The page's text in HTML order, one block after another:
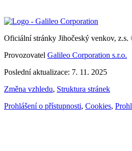
Oficiální stránky Jihočeský venkov, z.s.
Provozovatel Galileo Corporation s.r.o.
Poslední aktualizace: 7. 11. 2025
Změna vzhledu, Struktura stránek
Prohlášení o přístupnosti, Cookies,